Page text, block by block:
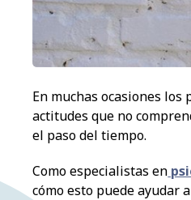
En muchas ocasiones
actitudes que no
el paso del tiempo.
Como especialistas en
cómo esto puede ayudar